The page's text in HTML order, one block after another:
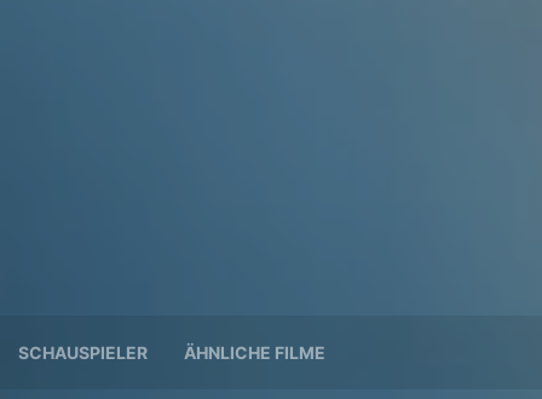
SCHAUSPIELER ÄHNLICHE FILME